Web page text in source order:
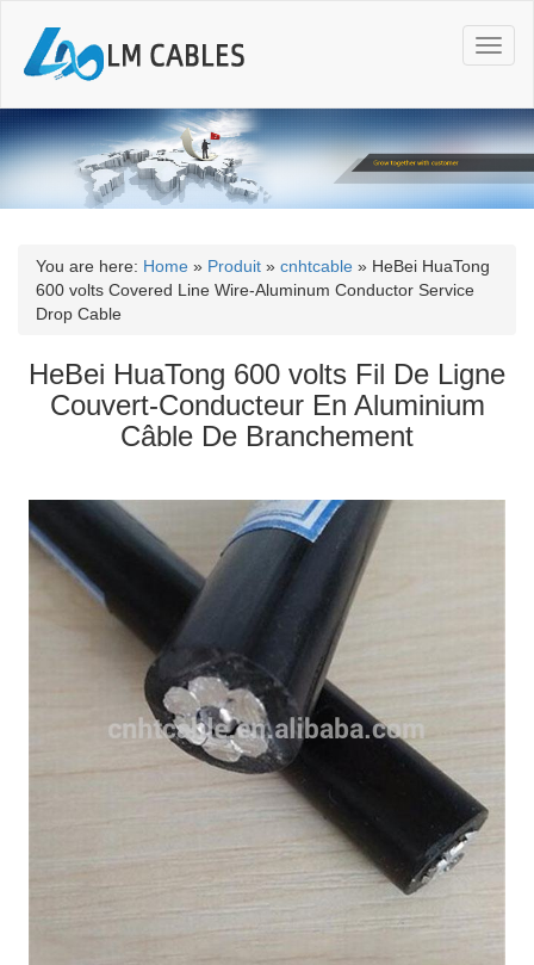
T
o
g
l
n
a
i
o
You are here: Home » Produit » cnhtcable » HeBei HuaTong
600 volts Covered Line Wire-Aluminum Conductor Service
Drop Cable
HeBei HuaTong 600 volts Fil De Ligne
Couvert-Conducteur En Aluminium
Câble De Branchement